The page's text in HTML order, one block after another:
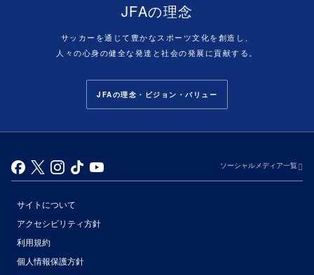
JFAの理念
サッカーを通じて豊かなスポーツ文化を創造し、
人々の心身の健全な発達と社会の発展に貢献する。
JFAの理念・ビジョン・バリュー
ソーシャルメディア一覧
サイトについて
アクセシビリティ方針
利用規約
個人情報保護方針